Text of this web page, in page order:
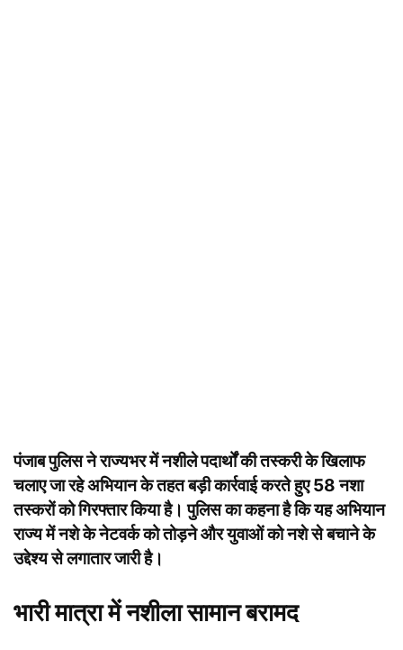
पंजाब पुलिस ने राज्यभर में नशीले पदार्थों की तस्करी के खिलाफ
चलाए जा रहे अभियान के तहत बड़ी कार्रवाई करते हुए 58 नशा
तस्करों को गिरफ्तार किया है। पुलिस का कहना है कि यह अभियान
राज्य में नशे के नेटवर्क को तोड़ने और युवाओं को नशे से बचाने के
उद्देश्य से लगातार जारी है।
भारी मात्रा में नशीला सामान बरामद